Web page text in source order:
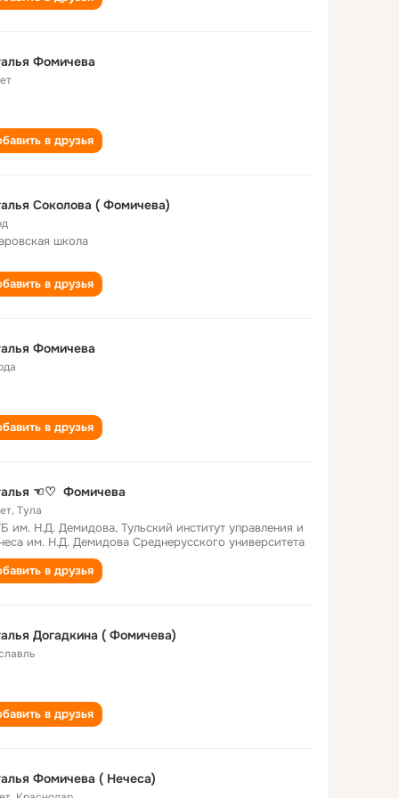
Фомичева
в друзья
Соколова ( Фомичева)
школа
в друзья
Фомичева
в друзья
Наталья ​☜♡​ ​ Фомичева ​
,Тула
им. Н.Д. Демидова, Тульский институт управления и
им. Н.Д. Демидова Среднерусского университета
в друзья
Догадкина ( Фомичева)
в друзья
Фомичева ( Нечеса)